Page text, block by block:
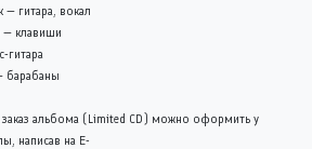
гитара, вокал
— клавиши
гитара
барабаны
заказ альбома (Limited CD) можно оформить у
написав на E-